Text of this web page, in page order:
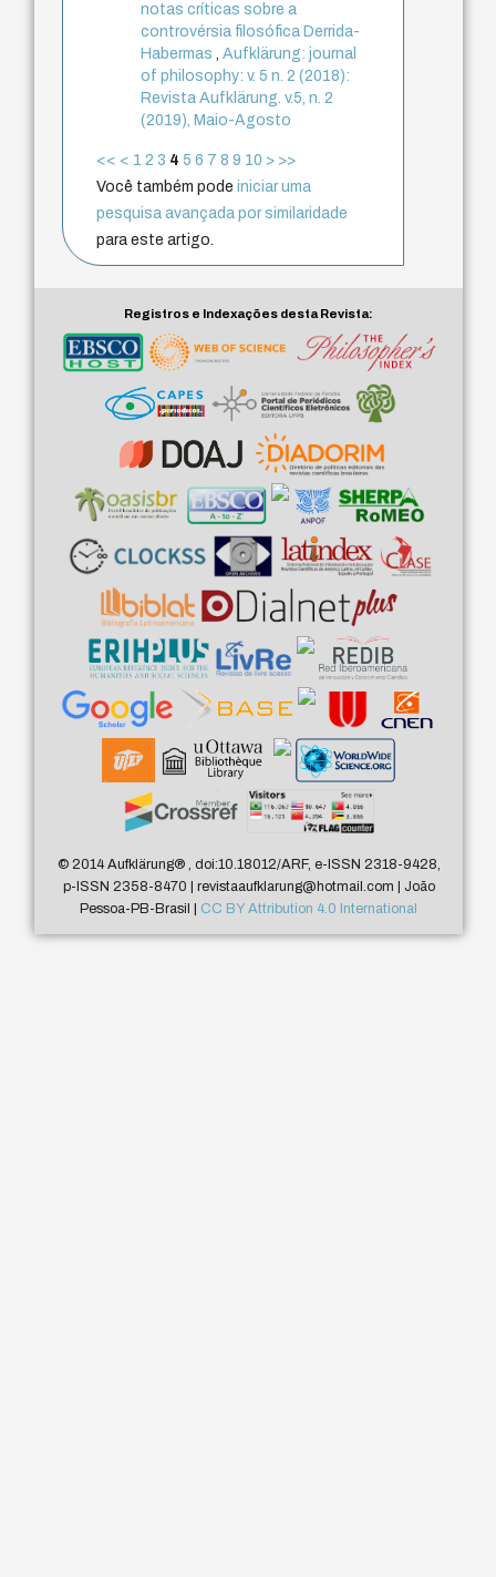
notas críticas sobre a
controvérsia filosófica Derrida-
Habermas,Aufklärung: journal
of philosophy: v. 5 n. 2 (2018):
Revista Aufklärung. v.5, n. 2
(2019), Maio-Agosto
<< < 1 2 3 4 5 6 7 8 9 10 > >>
Você também podeiniciar uma
pesquisa avançada por similaridade
para este artigo.
Registros e Indexações desta Revista:
© 2014 Aufklärung®, doi:10.18012/ARF, e-ISSN 2318-9428,
p-ISSN 2358-8470 | revistaaufklarung@hotmail.com | João
Pessoa-PB-Brasil | CC BY Attribution 4.0 International